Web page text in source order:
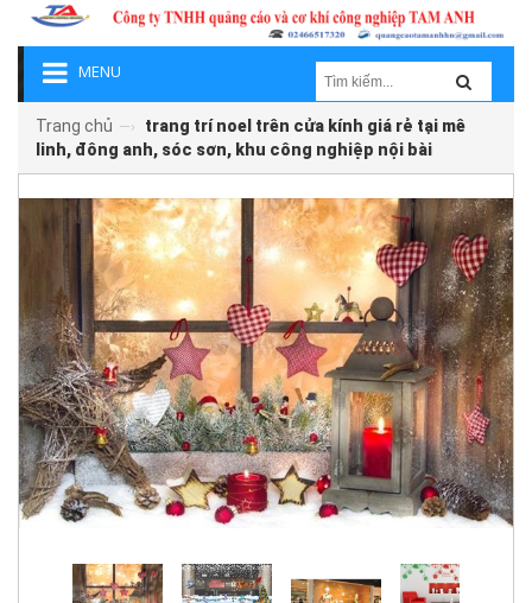
MENU
Trang chủ —›
trang trí noel trên cửa kính giá rẻ tại mê
linh, đông anh, sóc sơn, khu công nghiệp nội bài